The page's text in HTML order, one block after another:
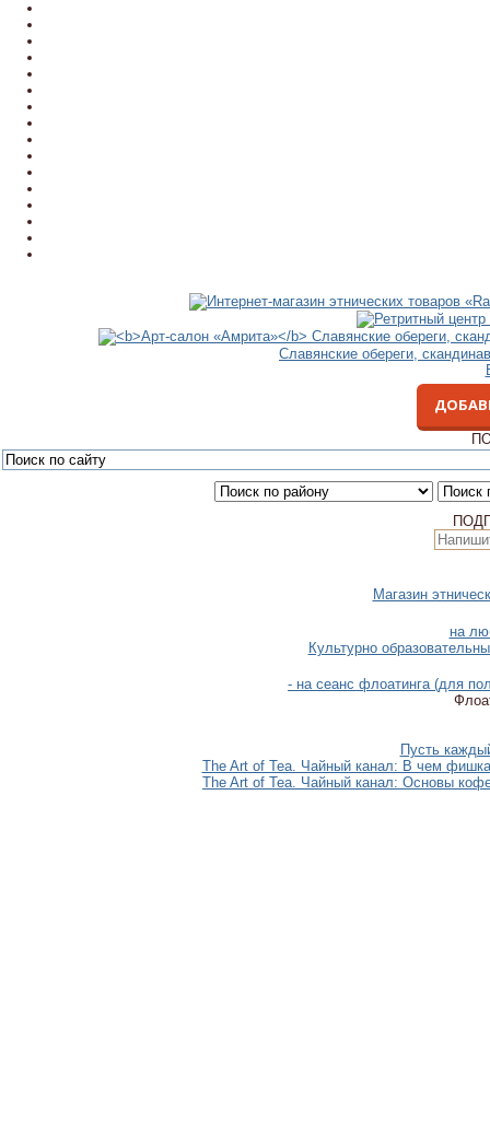
Славянские обереги,
Магазин
на
Культурно
- на сеанс флоатинга (для
Пусть
The Art of Tea. Чайный канал: В чем
The Art of Tea. Чайный канал: Основы